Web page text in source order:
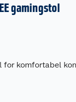
gamingstol
for komfortabel